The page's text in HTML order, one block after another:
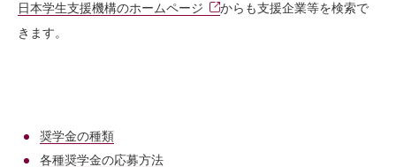
日本学生支援機構のホームページ
からも支援企業等を検索で
きます。
奨学金の種類
各種奨学金の応募方法